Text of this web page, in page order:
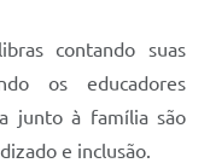
contando suas
os educadores
junto à família são
e inclusão.